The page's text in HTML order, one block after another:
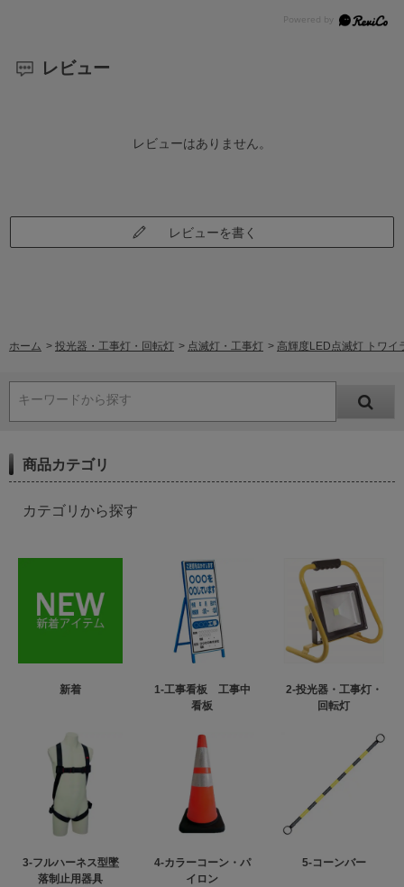
レビュー
レビューはありません。
レビューを書く
ホーム > 投光器・工事灯・回転灯 > 点滅灯・工事灯 > 高輝度LED点滅灯 トワイ
キーワードから探す
商品カテゴリ
カテゴリから探す
新着
1-工事看板 工事中
看板
2-投光器・工事灯・
回転灯
3-フルハーネス型墜
落制止用器具
4-カラーコーン・パ
イロン
5-コーンバー